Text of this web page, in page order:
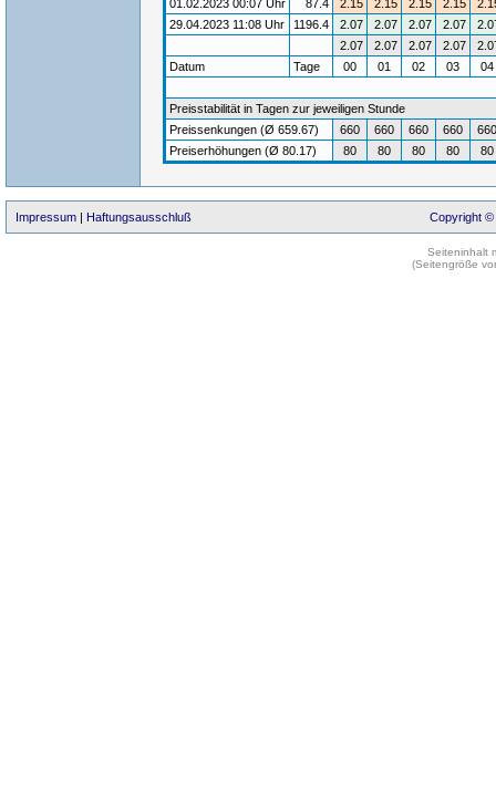
01.02.2023 00:07 Uhr
87.4 2.15 2.15 2.15 2.15
29.04.2023 11:08 Uhr
1196.4 2.07 2.07 2.07 2.07
2.07
2.07 2.07 2.07
Datum
Tage 00 01 02 03 04
Preisstabilität in Tagen zur jeweiligen Stunde
Preissenkungen (Ø 659.67)
660 660 660 660
660
Preiserhöhungen (Ø 80.17)
80 80 80 80 80
Impressum | Haftungsausschluß Copyright ©
Seiteninhalt
(Seitengröße